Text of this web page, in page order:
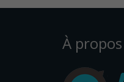
À propos